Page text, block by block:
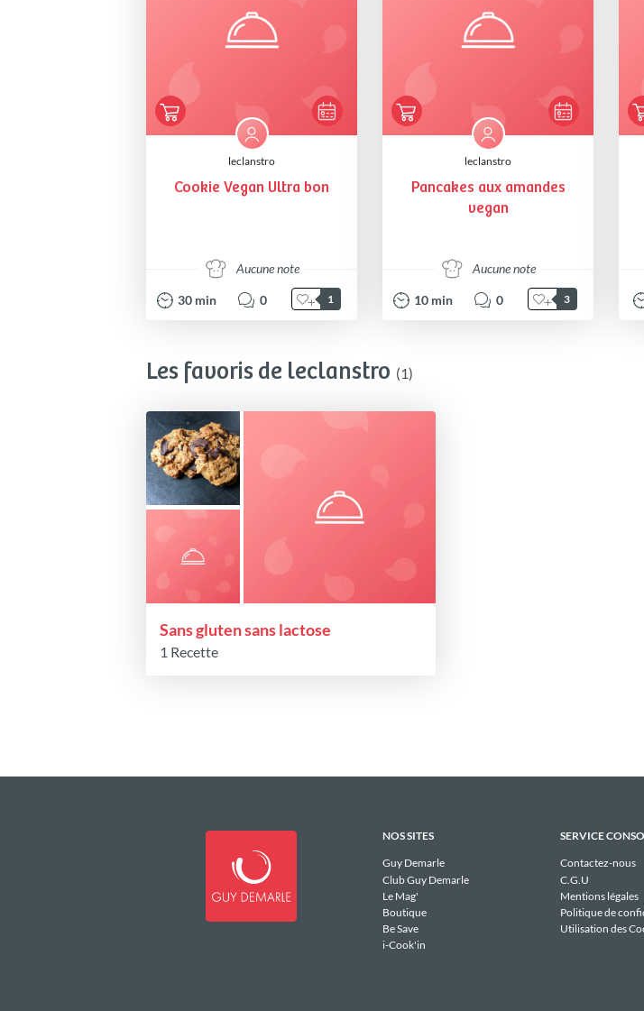
leclanstro
Cookie Vegan Ultra bon
Aucune note
30 min 0 1
leclanstro
Pancakes aux amandes
vegan
Aucune note
10 min 0 3
Les favoris de leclanstro (1)
Sans gluten sans lactose
1 Recette
NOS SITES
Guy Demarle
Club Guy Demarle
Le Mag'
Boutique
Be Save
i-Cook'in
SERVICE CONSO
Contactez-nous
C.G.U
Mentions légales
Politique de
Utilisation des